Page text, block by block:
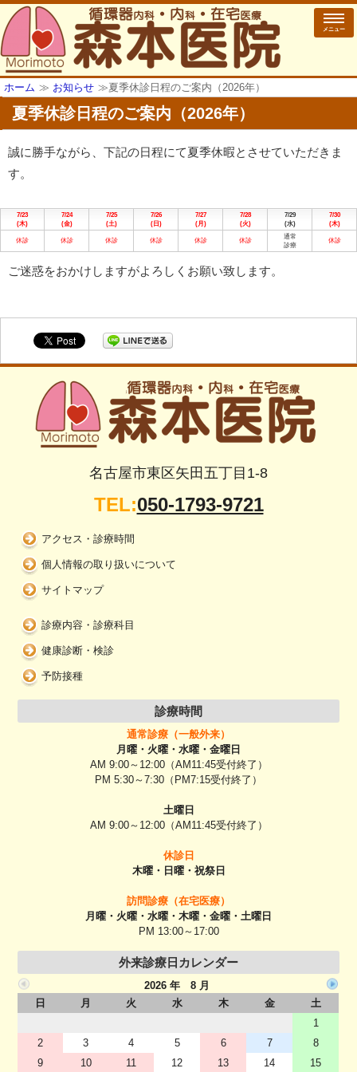
メニュー
ホーム ≫ お知らせ ≫夏季休診日程のご案内（2026年）
夏季休診日程のご案内（2026年）
誠に勝手ながら、下記の日程にて夏季休暇とさせていただきま
す。
7/23
(木)
7/24
(金)
7/25
(土)
7/26
(日)
7/27
(月)
7/28
(火)
7/29
(水)
7/30
(木)
休診 休診 休診 休診 休診 休診
通常
診療
休診
ご迷惑をおかけしますがよろしくお願い致します。
名古屋市東区矢田五丁目1-8
TEL:050-1793-9721
アクセス・診療時間
個人情報の取り扱いについて
サイトマップ
診療内容・診療科目
健康診断・検診
予防接種
診療時間
通常診療（一般外来）
月曜・火曜・水曜・金曜日
AM 9:00～12:00（AM11:45受付終了）
PM 5:30～7:30（PM7:15受付終了）
土曜日
AM 9:00～12:00（AM11:45受付終了）
休診日
木曜・日曜・祝祭日
訪問診療（在宅医療）
月曜・火曜・水曜・木曜・金曜・土曜日
PM 13:00～17:00
外来診療日カレンダー
2026 年 8 月
日
月 火 水 木 金
土
1
2
3 4 5 6 7
8
9
10 11 12 13 14 15